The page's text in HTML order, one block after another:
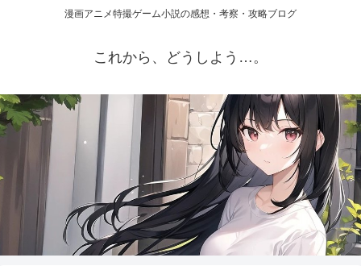
漫画アニメ特撮ゲーム小説の感想・考察・攻略ブログ
これから、どうしよう…。